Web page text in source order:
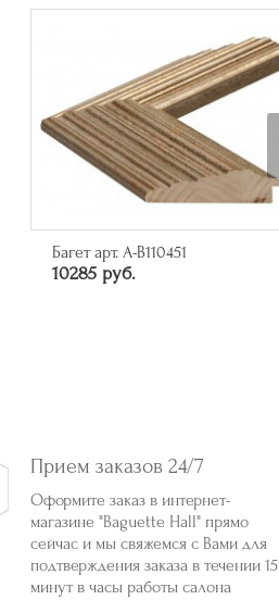
Багет арт. A-B110451
10285 руб.
Прием заказов 24/7
Оформите заказ в интернет-
магазине "Baguette Hall" прямо
сейчас и мы свяжемся с Вами для
подтверждения заказа в течении 15
минут в часы работы салона